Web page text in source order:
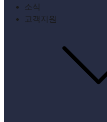
소식
고객지원